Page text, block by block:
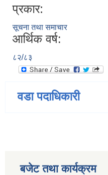
प्रकार:
सूचना तथा समाचार
आर्थिक वर्ष:
८२/८३
वडा पदाधिकारी
बजेट तथा कार्यक्रम